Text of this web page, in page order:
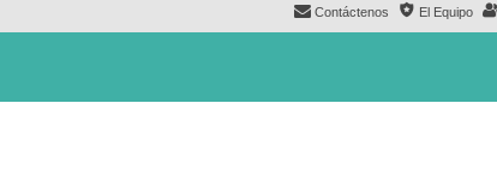
El Equipo
Contáctenos